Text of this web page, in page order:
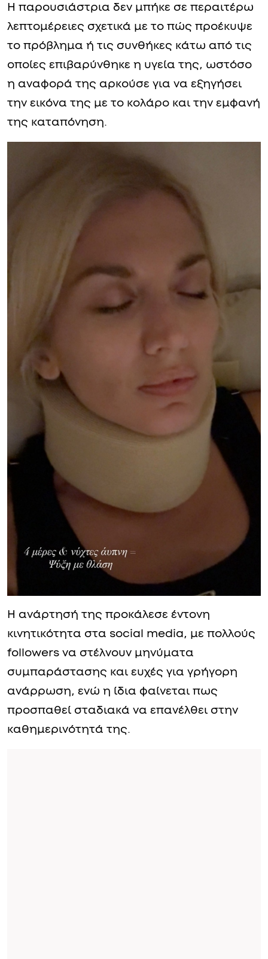
Η παρουσιάστρια δεν μπήκε σε περαιτέρω
λεπτομέρειες σχετικά με το πώς προέκυψε
το πρόβλημα ή τις συνθήκες κάτω από τις
οποίες επιβαρύνθηκε η υγεία της, ωστόσο
η αναφορά της αρκούσε για να εξηγήσει
την εικόνα της με το κολάρο και την εμφανή
της καταπόνηση.
Η ανάρτησή της προκάλεσε έντονη
κινητικότητα στα social media, με πολλούς
followers να στέλνουν μηνύματα
συμπαράστασης και ευχές για γρήγορη
ανάρρωση, ενώ η ίδια φαίνεται πως
προσπαθεί σταδιακά να επανέλθει στην
καθημερινότητά της.